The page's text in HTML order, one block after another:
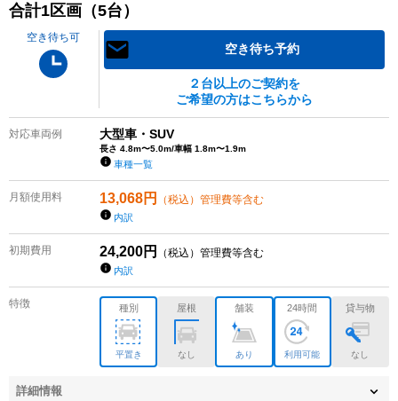
合計1区画（5台）
空き待ち可
空き待ち予約
２台以上のご契約を
ご希望の方はこちらから
対応車両例 大型車・SUV
長さ 4.8m〜5.0m/車幅 1.8m〜1.9m
車種一覧
月額使用料 13,068円 （税込）管理費等含む
内訳
初期費用 24,200円 （税込）管理費等含む
内訳
特徴 種別
平置き
屋根
なし
舗装
あり
24時間
利用可能
貸与物
なし
詳細情報